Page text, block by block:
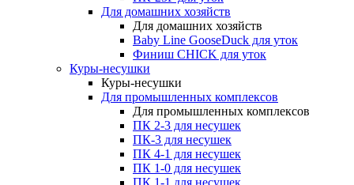
Для домашних хозяйств
Для домашних хозяйств
Baby Line GooseDuck для уток
Финиш CHICK для уток
Куры-несушки
Куры-несушки
Для промышленных комплексов
Для промышленных комплексов
ПК 2-3 для несушек
ПК-3 для несушек
ПК 4-1 для несушек
ПК 1-0 для несушек
ПК 1-1 для несушек